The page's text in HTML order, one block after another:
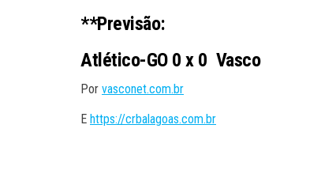
**Previsão:
Atlético-GO 0 x 0 Vasco
Por vasconet.com.br
E https://crbalagoas.com.br